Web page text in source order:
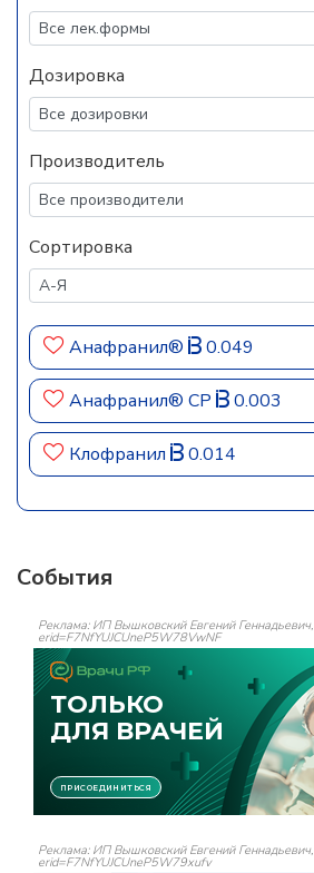
Дозировка
Производитель
Сортировка
Анафранил® 0.049
Анафранил® СР 0.003
Клофранил 0.014
События
Реклама: ИП Вышковский Евгений
erid=F7NfYUJCUneP5W78VwNF
Реклама: ИП Вышковский Евгений
erid=F7NfYUJCUneP5W79xufv